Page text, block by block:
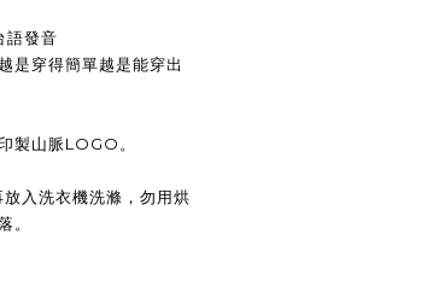
語發音
是穿得簡單越是能穿出
製山脈LOGO。
入洗衣機洗滌，勿用烘
。